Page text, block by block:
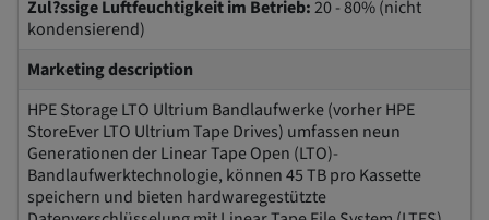
Zul?ssige Luftfeuchtigkeit im Betrieb:20 - 80% (nicht
kondensierend)
Marketing description
HPE Storage LTO Ultrium Bandlaufwerke (vorher HPE
StoreEver LTO Ultrium Tape Drives) umfassen neun
Generationen der Linear Tape Open (LTO)-
Bandlaufwerktechnologie, können 45 TB pro Kassette
speichern und bieten hardwaregestützte